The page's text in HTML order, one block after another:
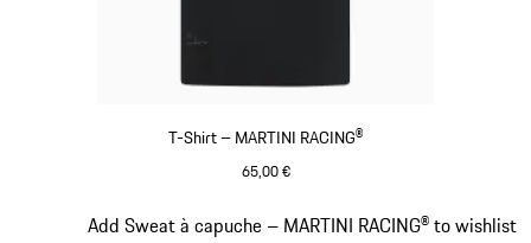
T-Shirt – MARTINI RACING®
65,00 €
Add Sweat à capuche – MARTINI RACING® to wishlist
Diapositive 8 sur 20